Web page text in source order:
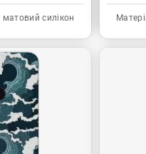
силікон